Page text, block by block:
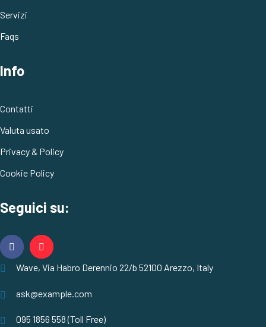
Servizi
Faqs
Info
Contatti
Valuta usato
Privacy & Policy
Cookie Policy
Seguici su:
Wave, Via Habro Derennio 22/b 52100 Arezzo, Italy
ask@example.com
095 1856 558 (Toll Free)